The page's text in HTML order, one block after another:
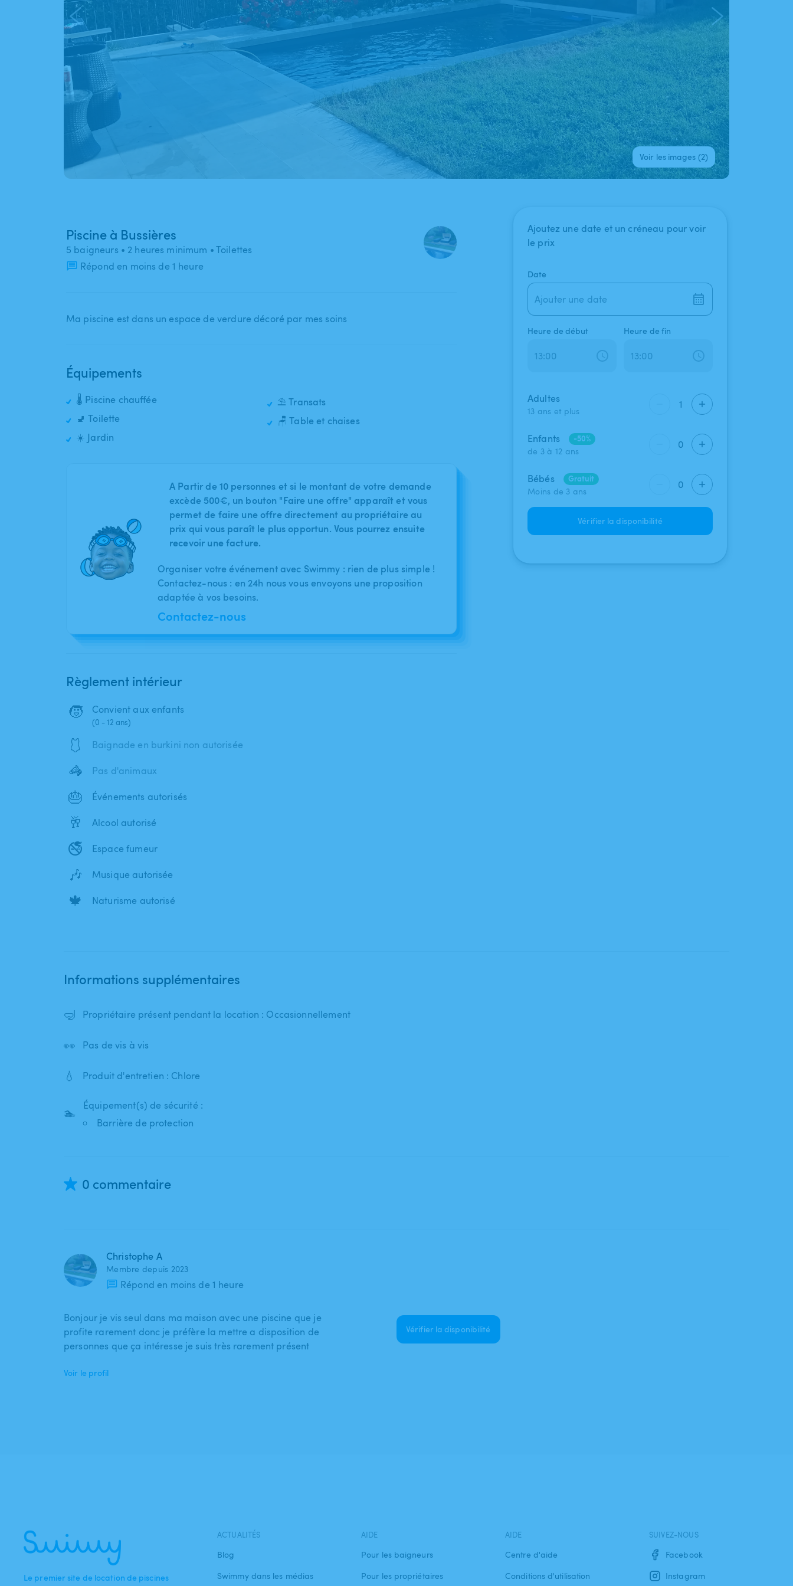
Voir les images (2)
Piscine à Bussières
5 baigneurs • 2 heures minimum • Toilettes
Répond en moins de 1 heure
Ma piscine est dans un espace de verdure décoré par mes soins
Équipements
🌡️ Piscine chauffée
🚽 Toilette
☀️ Jardin
⛱️ Transats
🪑 Table et chaises
A Partir de 10 personnes et si le montant de votre demande
excède 500€, un bouton "Faire une offre" apparaît et vous
permet de faire une offre directement au propriétaire au
prix qui vous paraît le plus opportun. Vous pourrez ensuite
recevoir une facture.
Organiser votre événement avec Swimmy : rien de plus simple !
Contactez-nous : en 24h nous vous envoyons une proposition
adaptée à vos besoins.
Contactez-nous
Règlement intérieur
🧒 Convient aux enfants
(0 - 12 ans)
🩱 Baignade en burkini non autorisée
🦓 Pas d'animaux
🎂 Événements autorisés
🥂 Alcool autorisé
🚭 Espace fumeur
🎶 Musique autorisée
🍁 Naturisme autorisé
Ajoutez une date et un créneau pour voir
le prix
Date
Ajouter une date
Heure de début Heure de fin
Adultes
13 ans et plus
1
Enfants
-50%
de 3 à 12 ans
0
Bébés
Gratuit
Moins de 3 ans
0
Vérifier la disponibilité
Informations supplémentaires
🤿 Propriétaire présent pendant la location : Occasionnellement
👀 Pas de vis à vis
💧 Produit d'entretien : Chlore
🏊
Équipement(s) de sécurité :
Barrière de protection
0 commentaire
Christophe A
Membre depuis 2023
Répond en moins de 1 heure
Bonjour je vis seul dans ma maison avec une piscine que je
profite rarement donc je préfère la mettre a disposition de
personnes que ça intéresse je suis très rarement présent
Voir le profil
Vérifier la disponibilité
Le premier site de location de piscines
ACTUALITÉS
Blog
Swimmy dans les médias
AIDE
Pour les baigneurs
Pour les propriétaires
AIDE
Centre d'aide
Conditions d'utilisation
SUIVEZ-NOUS
Facebook
Instagram